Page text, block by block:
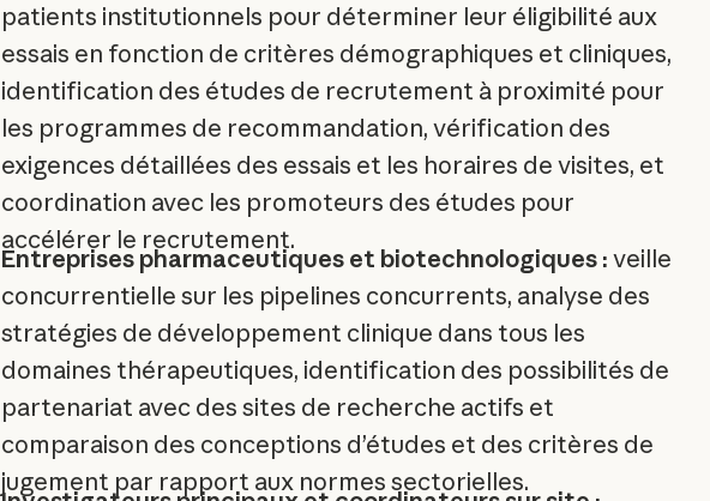
patients institutionnels pour déterminer leur éligibilité aux
essais en fonction de critères démographiques et cliniques,
identification des études de recrutement à proximité pour
les programmes de recommandation, vérification des
exigences détaillées des essais et les horaires de visites, et
coordination avec les promoteurs des études pour
accélérer le recrutement.
Entreprises pharmaceutiques et biotechnologiques : veille
concurrentielle sur les pipelines concurrents, analyse des
stratégies de développement clinique dans tous les
domaines thérapeutiques, identification des possibilités de
partenariat avec des sites de recherche actifs et
comparaison des conceptions d’études et des critères de
jugement par rapport aux normes sectorielles.